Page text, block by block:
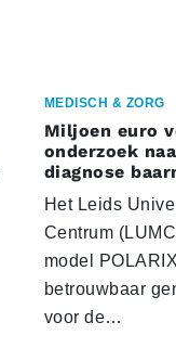
MEDISCH & ZORG
Miljoen euro
onderzoek
diagnose
Het Leids
Centrum
model
betrouwbaar
voor de…